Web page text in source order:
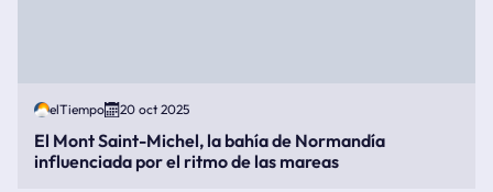
elTiempo 20 oct 2025
El Mont Saint-Michel, la bahía de Normandía
influenciada por el ritmo de las mareas